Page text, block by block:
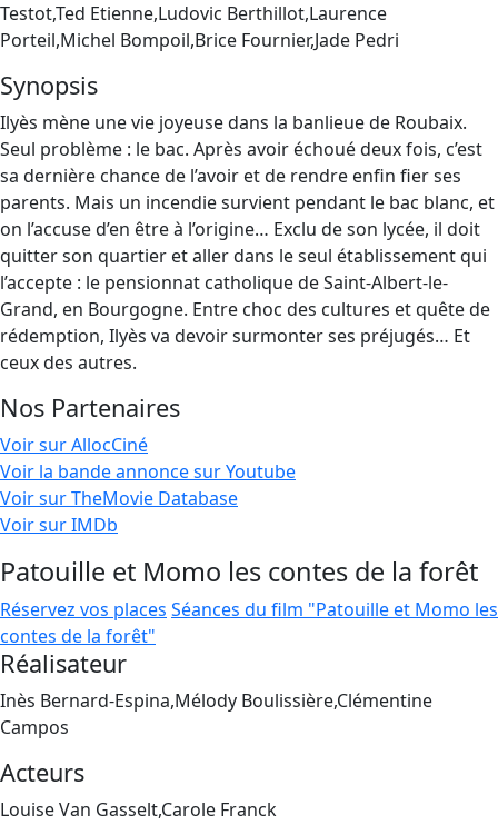
Testot,Ted Etienne,Ludovic Berthillot,Laurence
Porteil,Michel Bompoil,Brice Fournier,Jade Pedri
Synopsis
Ilyès mène une vie joyeuse dans la banlieue de Roubaix.
Seul problème : le bac. Après avoir échoué deux fois, c’est
sa dernière chance de l’avoir et de rendre enfin fier ses
parents. Mais un incendie survient pendant le bac blanc, et
on l’accuse d’en être à l’origine… Exclu de son lycée, il doit
quitter son quartier et aller dans le seul établissement qui
l’accepte : le pensionnat catholique de Saint-Albert-le-
Grand, en Bourgogne. Entre choc des cultures et quête de
rédemption, Ilyès va devoir surmonter ses préjugés… Et
ceux des autres.
Nos Partenaires
Voir sur AllocCiné
Voir la bande annonce sur Youtube
Voir sur TheMovie Database
Voir sur IMDb
Patouille et Momo les contes de la forêt
Réservez vos places Séances du film "Patouille et Momo les
contes de la forêt"
Réalisateur
Inès Bernard-Espina,Mélody Boulissière,Clémentine
Campos
Acteurs
Louise Van Gasselt,Carole Franck